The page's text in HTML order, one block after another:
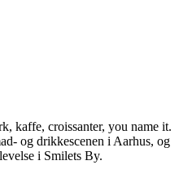
kaffe, croissanter, you name it.
og drikkescenen i Aarhus, og
i Smilets By.